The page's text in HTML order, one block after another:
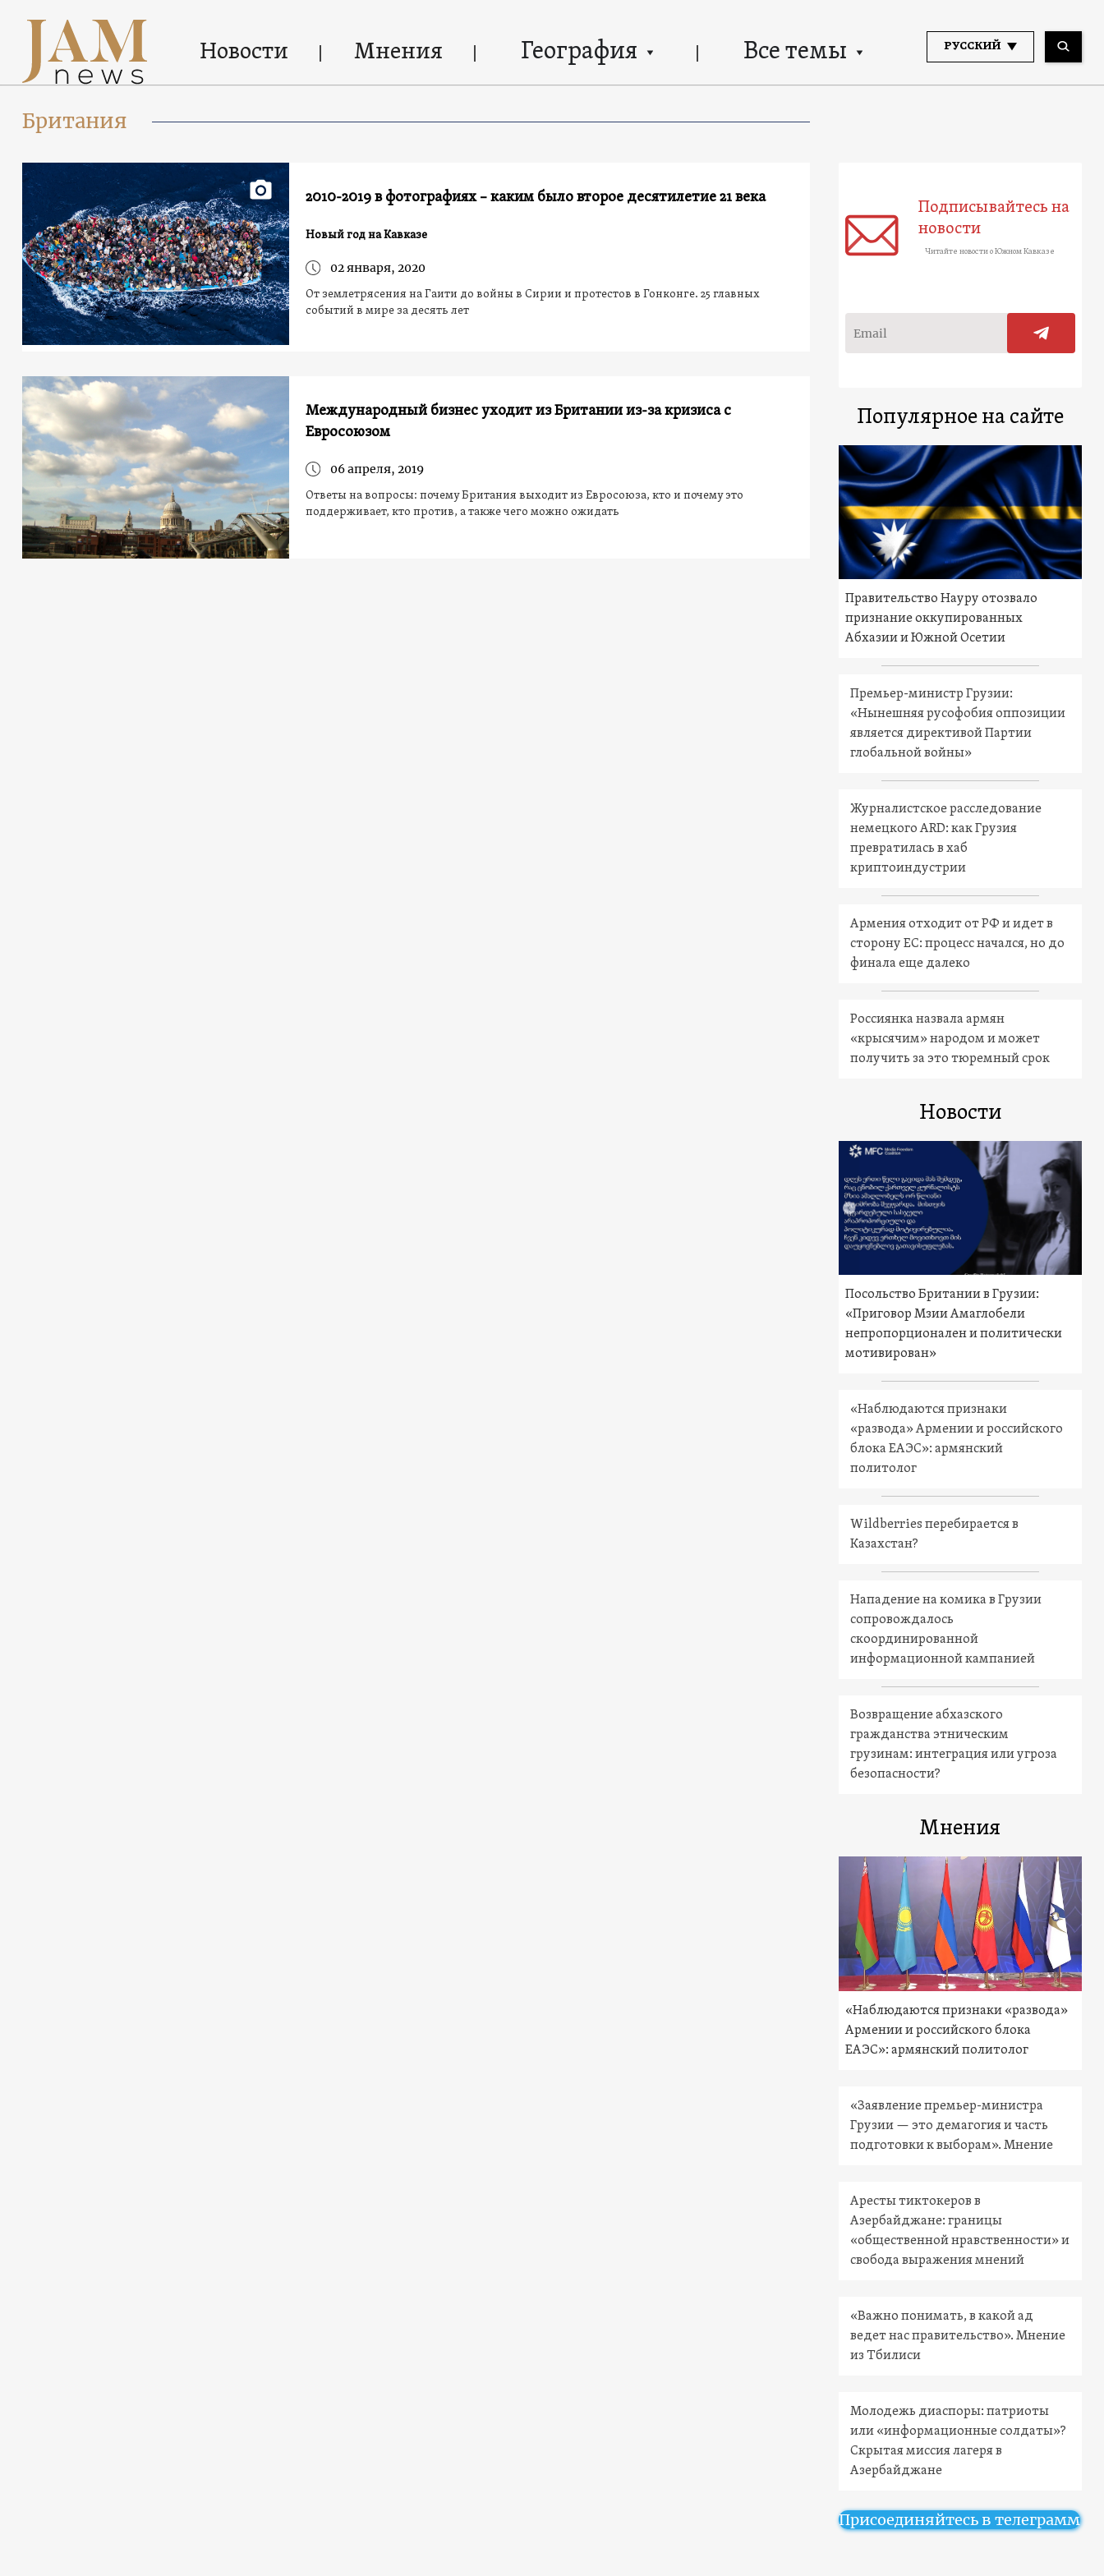
Новости Мнения География Все темы РУССКИЙ
Британия
2010-2019 в фотографиях – каким было второе десятилетие 21 века
Новый год на Кавказе
02 января, 2020
От землетрясения на Гаити до войны в Сирии и протестов в Гонконге. 25 главных
событий в мире за десять лет
Международный бизнес уходит из Британии из-за кризиса с
Евросоюзом
06 апреля, 2019
Ответы на вопросы: почему Британия выходит из Евросоюза, кто и почему это
поддерживает, кто против, а также чего можно ожидать
Подписывайтесь на
новости
Читайте новости о Южном Кавказе
Популярное на сайте
Правительство Науру отозвало
признание оккупированных
Абхазии и Южной Осетии
Премьер-министр Грузии:
«Нынешняя русофобия оппозиции
является директивой Партии
глобальной войны»
Журналистское расследование
немецкого ARD: как Грузия
превратилась в хаб
криптоиндустрии
Армения отходит от РФ и идет в
сторону ЕС: процесс начался, но до
финала еще далеко
Россиянка назвала армян
«крысячим» народом и может
получить за это тюремный срок
Новости
Посольство Британии в Грузии:
«Приговор Мзии Амаглобели
непропорционален и политически
мотивирован»
«Наблюдаются признаки
«развода» Армении и российского
блока ЕАЭС»: армянский
политолог
Wildberries перебирается в
Казахстан?
Нападение на комика в Грузии
сопровождалось
скоординированной
информационной кампанией
Возвращение абхазского
гражданства этническим
грузинам: интеграция или угроза
безопасности?
Мнения
«Наблюдаются признаки «развода»
Армении и российского блока
ЕАЭС»: армянский политолог
«Заявление премьер-министра
Грузии — это демагогия и часть
подготовки к выборам». Мнение
Аресты тиктокеров в
Азербайджане: границы
«общественной нравственности» и
свобода выражения мнений
«Важно понимать, в какой ад
ведет нас правительство». Мнение
из Тбилиси
Молодежь диаспоры: патриоты
или «информационные солдаты»?
Скрытая миссия лагеря в
Азербайджане
Присоединяйтесь в телеграмм